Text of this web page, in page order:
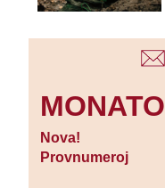
MONATO
Nova!
Provnumeroj